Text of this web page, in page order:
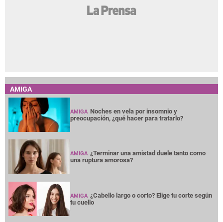
AMIGA
AMIGA Noches en vela por insomnio y
preocupación, ¿qué hacer para tratarlo?
AMIGA ¿Terminar una amistad duele tanto como
una ruptura amorosa?
AMIGA ¿Cabello largo o corto? Elige tu corte según
tu cuello